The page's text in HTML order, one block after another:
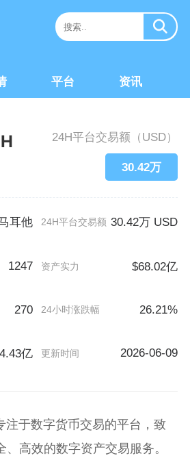
平台 资讯
24H平台交易额（USD）
30.42万
耳他 24H平台交易额 30.42万 USD
1247 资产实力 $68.02亿
270 24小时涨跌幅 26.21%
亿 更新时间 2026-06-09
注于数字货币交易的平台，致
高效的数字资产交易服务。